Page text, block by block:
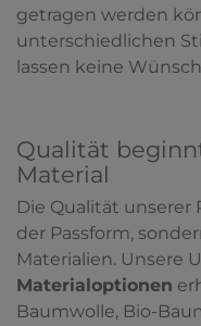
getragen werden
unterschiedlichen
lassen keine
Qualität
Material
Die Qualität
der Passform,
Materialien. Unsere
Materialoptionen
Baumwolle, Bio-